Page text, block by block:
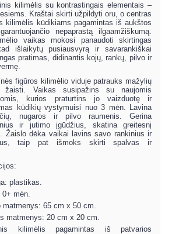
kilimėlis su kontrastingais elementais –
Kraštai skirti užpildyti oru, o centras
kilimėlis kūdikiams pagamintas iš aukštos
nepaprastą ilgaamžiškumą.
vaikas mokosi panaudoti skirtingas
išlaikytų pusiausvyrą ir savarankiškai
pratimas, didinantis kojų, rankų, pilvo ir
figūros kilimėlio viduje patrauks mažylių
Vaikas susipažins su naujomis
kurios praturtins jo vaizduotę ir
kūdikių vystymuisi nuo 3 mėn. Lavina
nugaros ir pilvo raumenis. Gerina
ir jutimo įgūdžius, skatina greitesnį
Žaislo dėka vaikai lavins savo rankinius ir
taip pat išmoks skirti spalvas ir
plastikas.
mėn.
matmenys: 65 cm x 50 cm.
matmenys: 20 cm x 20 cm.
kilimėlis pagamintas iš patvarios